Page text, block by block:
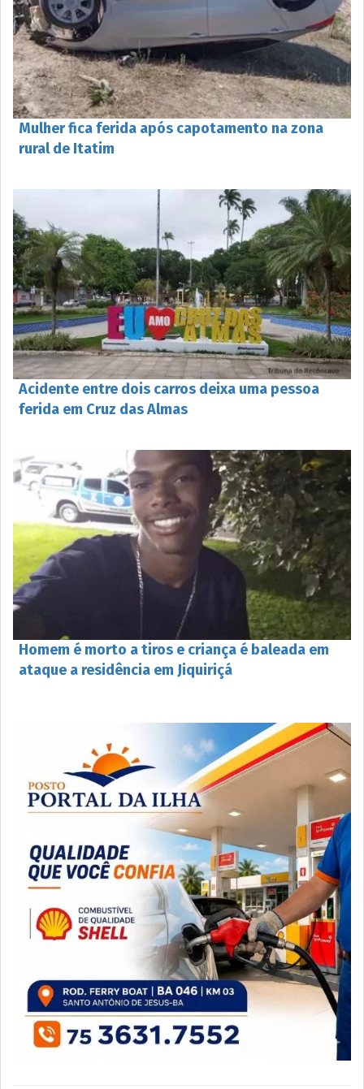
Mulher fica ferida após capotamento na zona
rural de Itatim
Acidente entre dois carros deixa uma pessoa
ferida em Cruz das Almas
Homem é morto a tiros e criança é baleada em
ataque a residência em Jiquiriçá